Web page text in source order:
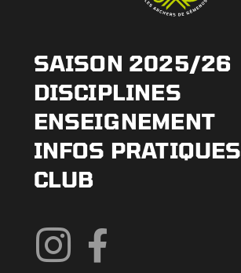
SAISON 2025/26
DISCIPLINES
ENSEIGNEMENT
INFOS PRATIQUES
CLUB